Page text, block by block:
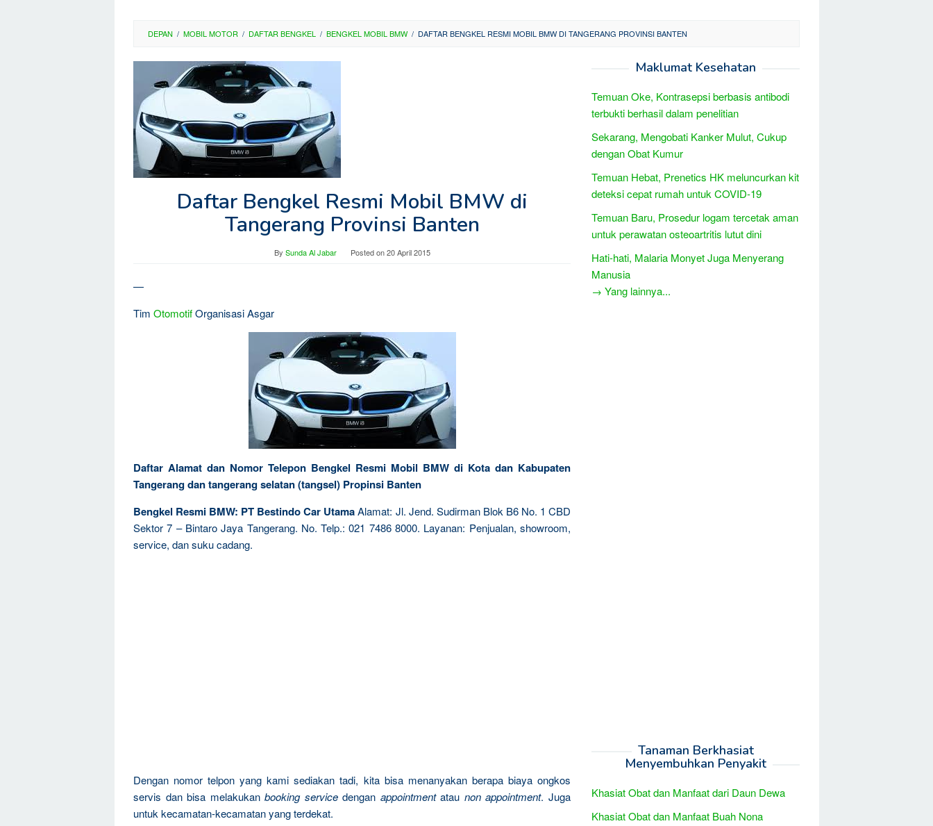
DEPAN / MOBIL MOTOR / DAFTAR BENGKEL / BENGKEL MOBIL BMW / DAFTAR BENGKEL RESMI MOBIL BMW DI TANGERANG PROVINSI BANTEN
Daftar Bengkel Resmi Mobil BMW di
Tangerang Provinsi Banten
By Sunda Al Jabar Posted on20 April 2015
—
Tim OtomotifOrganisasi Asgar
Daftar Alamat dan Nomor Telepon Bengkel Resmi Mobil BMW di Kota dan Kabupaten
Tangerang dan tangerang selatan (tangsel) Propinsi Banten
Bengkel Resmi BMW: PT Bestindo Car UtamaAlamat: Jl. Jend. Sudirman Blok B6 No. 1 CBD
Sektor 7 – Bintaro Jaya Tangerang. No. Telp.: 021 7486 8000. Layanan: Penjualan, showroom,
service, dan suku cadang.
Dengan nomor telpon yang kami sediakan tadi, kita bisa menanyakan berapa biaya ongkos
servis dan bisa melakukanbooking servicedengan appointmentatau non appointment. Juga
untuk kecamatan-kecamatan yang terdekat.
Maklumat Kesehatan
Temuan Oke, Kontrasepsi berbasis antibodi
terbukti berhasil dalam penelitian
Sekarang, Mengobati Kanker Mulut, Cukup
dengan Obat Kumur
Temuan Hebat, Prenetics HK meluncurkan kit
deteksi cepat rumah untuk COVID-19
Temuan Baru, Prosedur logam tercetak aman
untuk perawatan osteoartritis lutut dini
Hati-hati, Malaria Monyet Juga Menyerang
Manusia
→ Yang lainnya...
Tanaman Berkhasiat
Menyembuhkan Penyakit
Khasiat Obat dan Manfaat dari Daun Dewa
Khasiat Obat dan Manfaat Buah Nona